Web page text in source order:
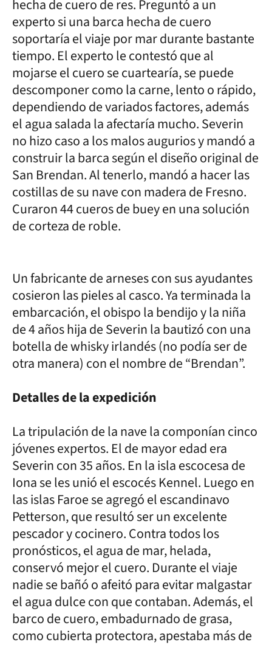
hecha de cuero de res. Preguntó a un
experto si una barca hecha de cuero
soportaría el viaje por mar durante bastante
tiempo. El experto le contestó que al
mojarse el cuero se cuartearía, se puede
descomponer como la carne, lento o rápido,
dependiendo de variados factores, además
el agua salada la afectaría mucho. Severin
no hizo caso a los malos augurios y mandó a
construir la barca según el diseño original de
San Brendan. Al tenerlo, mandó a hacer las
costillas de su nave con madera de Fresno.
Curaron 44 cueros de buey en una solución
de corteza de roble.
Un fabricante de arneses con sus ayudantes
cosieron las pieles al casco. Ya terminada la
embarcación, el obispo la bendijo y la niña
de 4 años hija de Severin la bautizó con una
botella de whisky irlandés (no podía ser de
otra manera) con el nombre de “Brendan”.
Detalles de la expedición
La tripulación de la nave la componían cinco
jóvenes expertos. El de mayor edad era
Severin con 35 años. En la isla escocesa de
Iona se les unió el escocés Kennel. Luego en
las islas Faroe se agregó el escandinavo
Petterson, que resultó ser un excelente
pescador y cocinero. Contra todos los
pronósticos, el agua de mar, helada,
conservó mejor el cuero. Durante el viaje
nadie se bañó o afeitó para evitar malgastar
el agua dulce con que contaban. Además, el
barco de cuero, embadurnado de grasa,
como cubierta protectora, apestaba más de